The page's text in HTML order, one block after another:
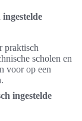
praktisch
scholen en
voor op een
ingestelde